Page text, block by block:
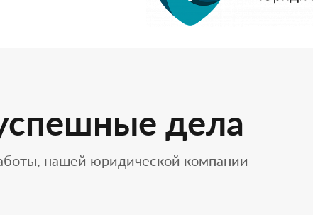
дела
нашей юридической компании